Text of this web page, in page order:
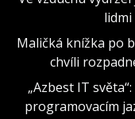
Maličká knížka po
chvíli
„Azbest IT
programovacím